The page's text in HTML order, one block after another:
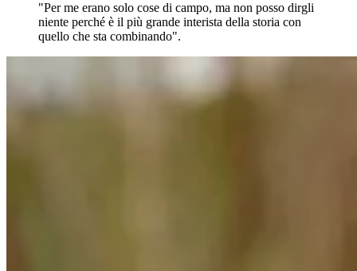
"Per me erano solo cose di campo, ma non posso dirgli
niente perché è il più grande interista della storia con
quello che sta combinando".